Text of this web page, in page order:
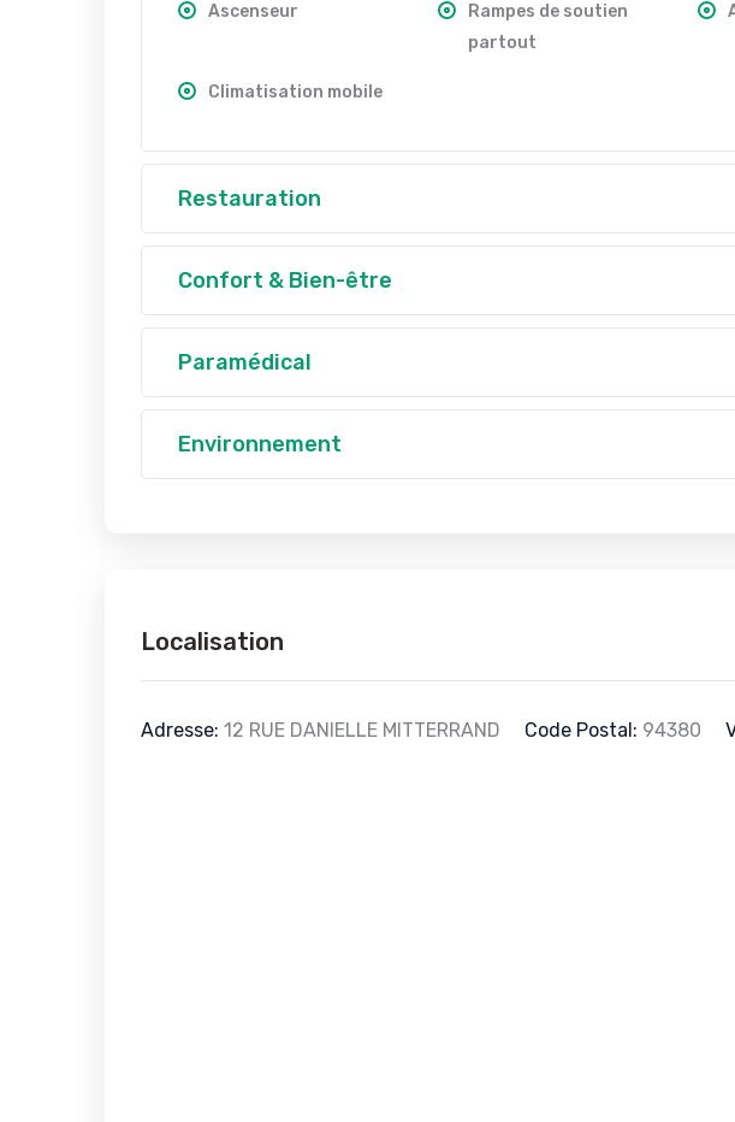
Ascenseur
Rampes de soutien
partout
Climatisation mobile
Restauration
Confort & Bien-être
Paramédical
Environnement
Localisation
Adresse: 12 RUE DANIELLE MITTERRAND Code Postal: 94380